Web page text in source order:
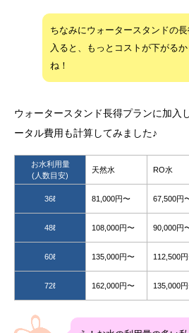
ちなみにウォータースタンドの
入ると、もっとコストが下がるか
ね！
ウォータースタンド長得プランに加入
ータル費用も計算してみました♪
お水利用量
(人数目安)
天然水 RO水
36ℓ 81,000円〜 67,500円
48ℓ 108,000円〜 90,000円
60ℓ 135,000円〜 112,500
72ℓ 162,000円〜 135,000